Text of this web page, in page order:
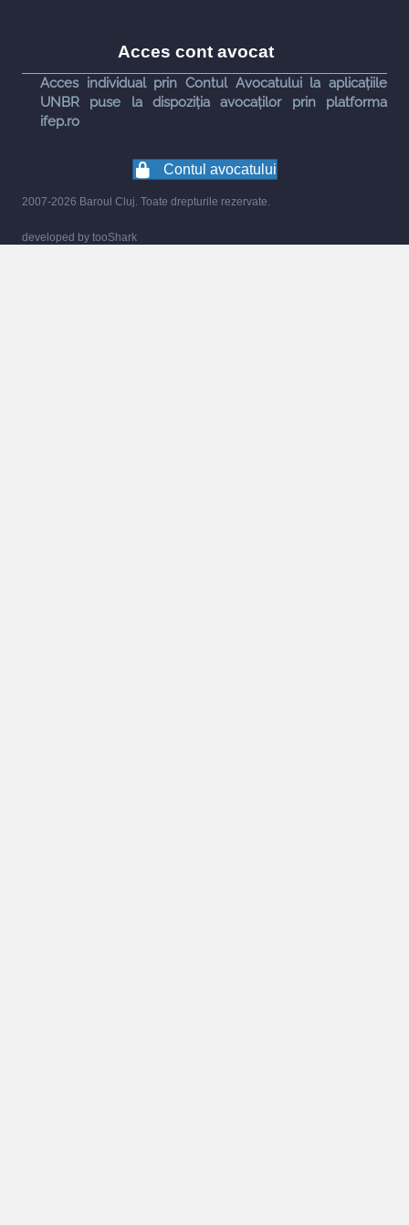
Acces cont avocat
Acces individual prin Contul Avocatului la aplicațiile
UNBR puse la dispoziția avocaților prin platforma
ifep.ro
Contul avocatului
2007-2026 Baroul Cluj. Toate drepturile rezervate.
developed by tooShark